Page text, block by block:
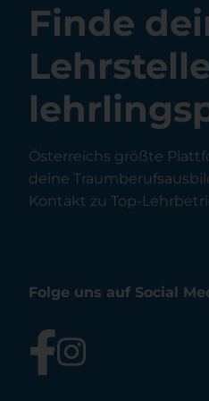
Finde
Österreichs größte
deine
Kontakt zu Top-
Folge uns auf Social